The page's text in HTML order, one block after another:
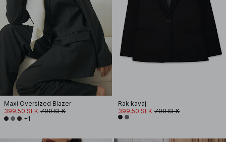
Maxi Oversized Blazer
399,50 SEK 799 SEK
+1
Rak kavaj
399,50 SEK 799 SEK